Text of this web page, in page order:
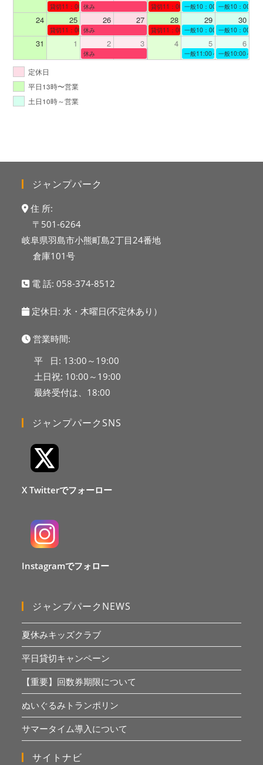
貸切11：00～12：00
休み 貸切11：00～13：00一般10：00～19：00
一般10：00～
24 25 26 27 28 29 30
貸切11：00～13：00
休み 貸切11：00～12：00一般10：00～19：00
一般10：00～
31 1 2 3 4 5 6
休み 一般11:00～19:00一般10:00～
定休日
平日13時〜営業
土日10時～営業
ジャンプパーク
住 所:
〒501-6264
岐阜県羽島市小熊町島2丁目24番地
倉庫101号
電 話:058-374-8512
定休日: 水・木曜日(不定休あり）
営業時間:
平 日: 13:00～19:00
土日祝: 10:00～19:00
最終受付は、18:00
ジャンプパークSNS
X Twitterでフォーロー
Instagramでフォロー
ジャンプパークNEWS
夏休みキッズクラブ
平日貸切キャンペーン
【重要】回数券期限について
ぬいぐるみトランポリン
サマータイム導入について
サイトナビ